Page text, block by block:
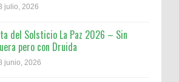
julio, 2026
del Solsticio La Paz 2026 – Sin
pero con Druida
junio, 2026